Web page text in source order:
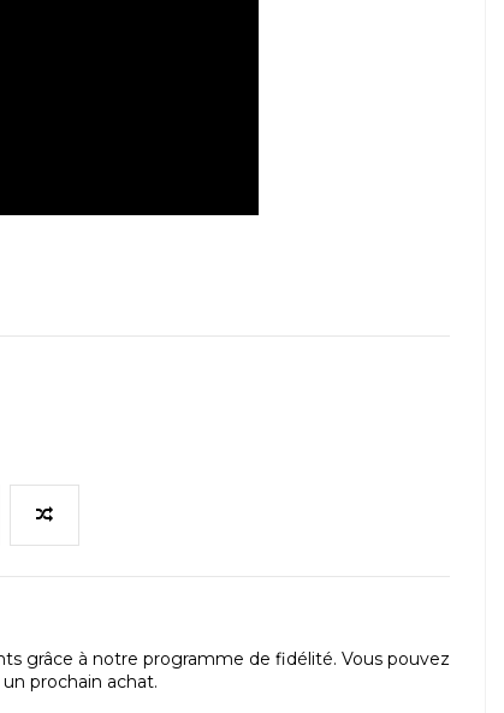
grâce à notre programme de fidélité. Vous pouvez
prochain achat.